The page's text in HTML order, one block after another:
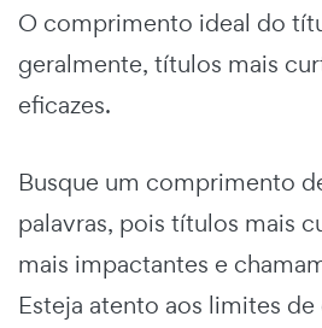
O comprimento ideal do
geralmente, títulos mais
eficazes.
Busque um comprimento
palavras, pois títulos mais
mais impactantes e
Esteja atento aos limites de